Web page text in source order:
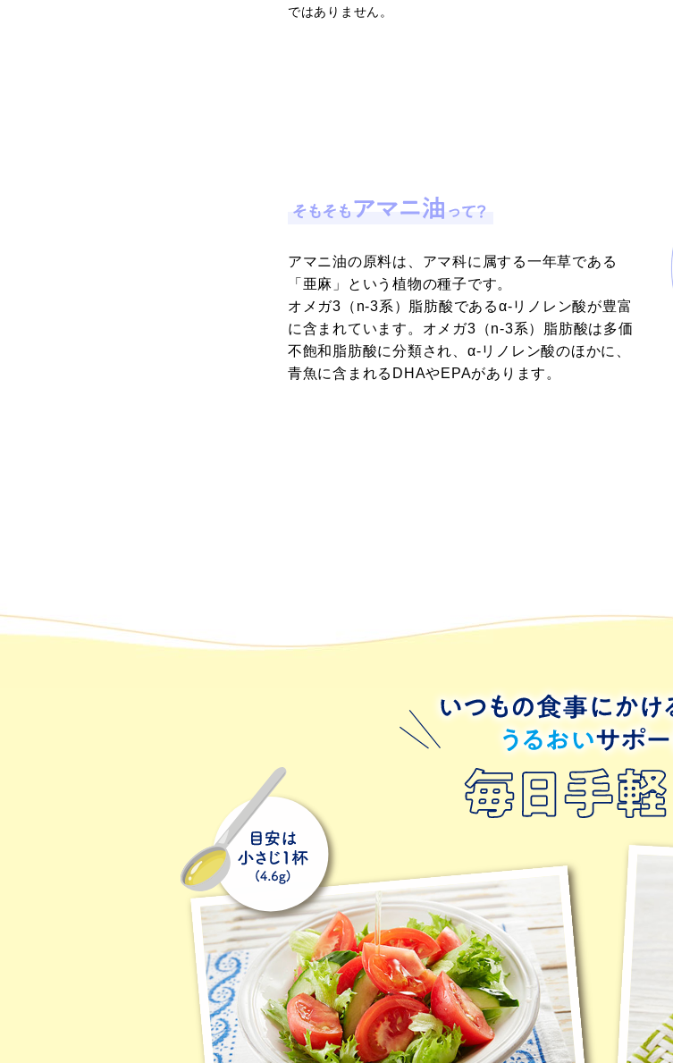
ではありません。
そもそもアマ
ニ油って？
アマニ油の原料は、アマ科に属する一年草である
「亜麻」という植物の種子です。
オメガ3（n-3系）脂肪酸であるα-リノレン酸が豊富
に含まれています。オメガ3（n-3系）脂肪酸は多価
不飽和脂肪酸に分類され、α-リノレン酸のほかに、
青魚に含まれるDHAやEPAがあります。
いつもの食事にか
でうるおいサポー
手軽に！